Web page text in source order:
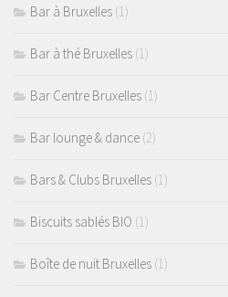
Bar à Bruxelles (1)
Bar à thé Bruxelles (1)
Bar Centre Bruxelles (1)
Bar lounge & dance (2)
Bars & Clubs Bruxelles (1)
Biscuits sablés BIO (1)
Boîte de nuit Bruxelles (1)